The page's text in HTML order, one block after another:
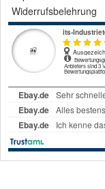
Widerrufsbelehrung